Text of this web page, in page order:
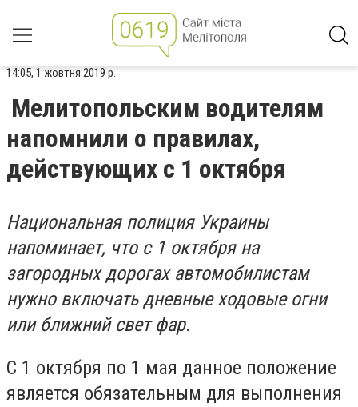
14:05, 1 жовтня 2019 р.
Мелитопольским водителям
напомнили о правилах,
действующих с 1 октября
Национальная полиция Украины
напоминает, что с 1 октября на
загородных дорогах автомобилистам
нужно включать дневные ходовые огни
или ближний свет фар.
С 1 октября по 1 мая данное положение
является обязательным для выполнения